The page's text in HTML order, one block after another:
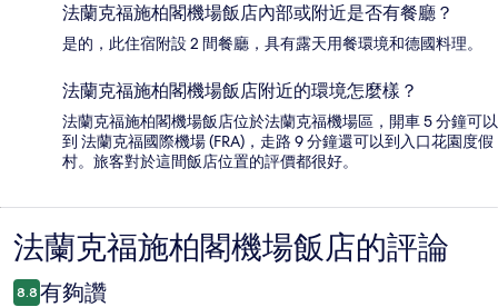
法蘭克福施柏閣機場飯店內部或附近是否有餐廳？
是的，此住宿附設 2 間餐廳，具有露天用餐環境和德國料理。
法蘭克福施柏閣機場飯店附近的環境怎麼樣？
法蘭克福施柏閣機場飯店位於法蘭克福機場區，開車 5 分鐘可以
到 法蘭克福國際機場 (FRA)，走路 9 分鐘還可以到入口花園度假
村。旅客對於這間飯店位置的評價都很好。
評
論
法蘭克福施柏閣機場飯店的評論
8.8 有夠讚